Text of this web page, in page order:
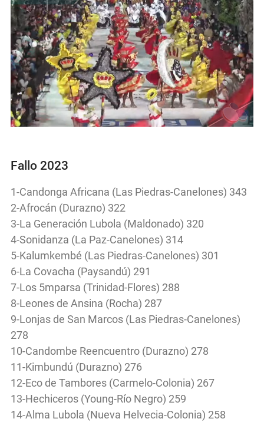
Fallo 2023
1-Candonga Africana (Las Piedras-Canelones) 343
2-Afrocán (Durazno) 322
3-La Generación Lubola (Maldonado) 320
4-Sonidanza (La Paz-Canelones) 314
5-Kalumkembé (Las Piedras-Canelones) 301
6-La Covacha (Paysandú) 291
7-Los 5mparsa (Trinidad-Flores) 288
8-Leones de Ansina (Rocha) 287
9-Lonjas de San Marcos (Las Piedras-Canelones)
278
10-Candombe Reencuentro (Durazno) 278
11-Kimbundú (Durazno) 276
12-Eco de Tambores (Carmelo-Colonia) 267
13-Hechiceros (Young-Río Negro) 259
14-Alma Lubola (Nueva Helvecia-Colonia) 258